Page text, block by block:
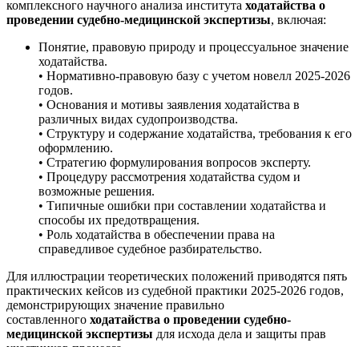
комплексного научного анализа института ходатайства о
проведении судебно-медицинской экспертизы, включая:
Понятие, правовую природу и процессуальное значение
ходатайства.
• Нормативно-правовую базу с учетом новелл 2025-2026
годов.
• Основания и мотивы заявления ходатайства в
различных видах судопроизводства.
• Структуру и содержание ходатайства, требования к его
оформлению.
• Стратегию формулирования вопросов эксперту.
• Процедуру рассмотрения ходатайства судом и
возможные решения.
• Типичные ошибки при составлении ходатайства и
способы их предотвращения.
• Роль ходатайства в обеспечении права на
справедливое судебное разбирательство.
Для иллюстрации теоретических положений приводятся пять
практических кейсов из судебной практики 2025-2026 годов,
демонстрирующих значение правильно
составленного ходатайства о проведении судебно-
медицинской экспертизы для исхода дела и защиты прав